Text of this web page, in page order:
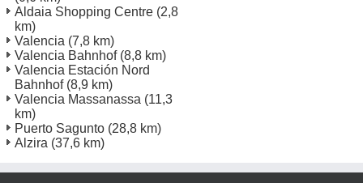
Aldaia Shopping Centre (2,8
km)
Valencia (7,8 km)
Valencia Bahnhof(8,8 km)
Valencia Estación Nord
Bahnhof(8,9 km)
Valencia Massanassa (11,3
km)
Puerto Sagunto (28,8 km)
Alzira (37,6 km)